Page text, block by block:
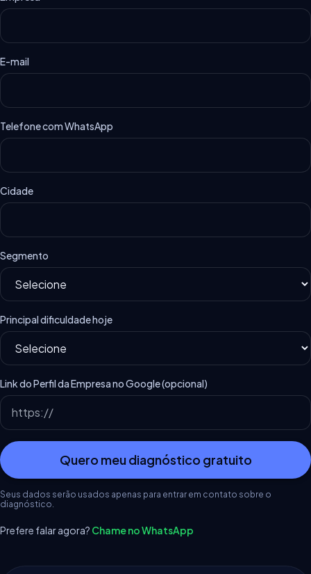
E-mail
Telefone com WhatsApp
Cidade
Segmento
Principal dificuldade hoje
Link do Perfil da Empresa no Google (opcional)
Quero meu diagnóstico gratuito
Seus dados serão usados apenas para entrar em contato sobre o
diagnóstico.
Prefere falar agora? Chame no WhatsApp